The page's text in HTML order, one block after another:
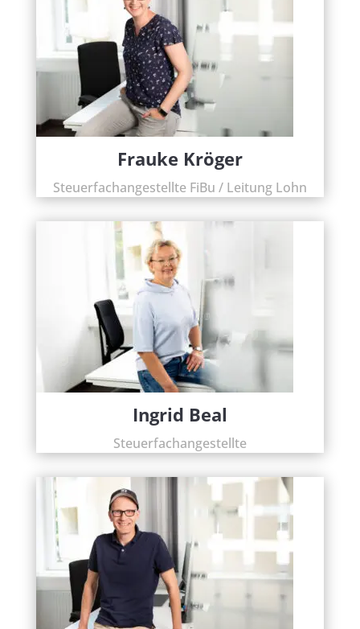
Frauke Kröger
Steuerfachangestellte FiBu / Leitung Lohn
Ingrid Beal
Steuerfachangestellte